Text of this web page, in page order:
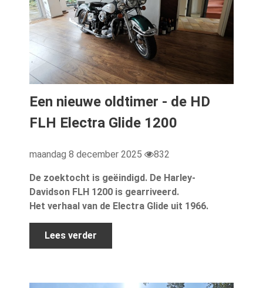
Een nieuwe oldtimer - de HD
FLH Electra Glide 1200
maandag 8 december 2025 832
De zoektocht is geëindigd. De Harley-
Davidson FLH 1200 is gearriveerd.
Het verhaal van de Electra Glide uit 1966.
Lees verder